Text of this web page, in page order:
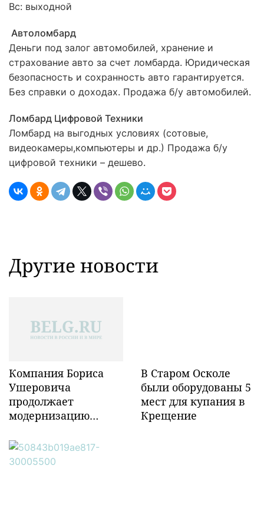
Вс: выходной
Автоломбард
Деньги под залог автомобилей, хранение и
страхование авто за счет ломбарда. Юридическая
безопасность и сохранность авто гарантируется.
Без справки о доходах. Продажа б/у автомобилей.
Ломбард Цифровой Техники
Ломбард на выгодных условиях (сотовые,
видеокамеры,компьютеры и др.) Продажа б/у
цифровой техники – дешево.
Другие новости
Компания Бориса
Ушеровича
продолжает
модернизацию
инфраструктуры в
Забайкалье
В Старом Осколе
были оборудованы 5
мест для купания в
Крещение